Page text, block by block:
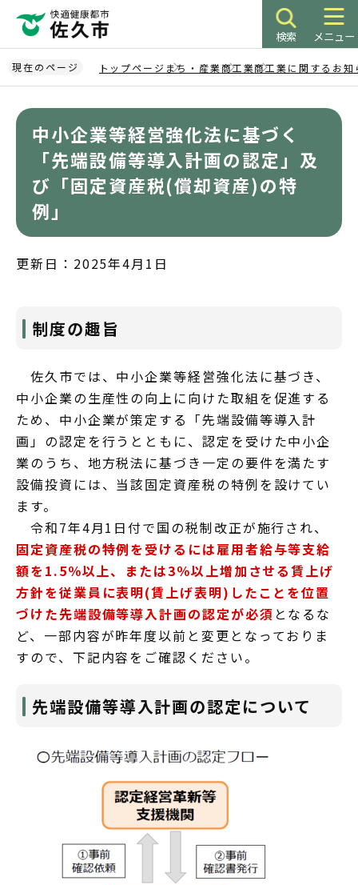
ペ
ー
ジ
検索 メニュー
現在のページ トップページ まち・産業商工業商工業に関するお知
中小企業等経営強化法に基づく
「先端設備等導入計画の認定」及
び「固定資産税(償却資産)の特
例」
更新日：2025年4月1日
制度の趣旨
佐久市では、中小企業等経営強化法に基づき、
中小企業の生産性の向上に向けた取組を促進する
ため、中小企業が策定する「先端設備等導入計
画」の認定を行うとともに、認定を受けた中小企
業のうち、地方税法に基づき一定の要件を満たす
設備投資には、当該固定資産税の特例を設けてい
ます。
令和7年4月1日付で国の税制改正が施行され、
固定資産税の特例を受けるには雇用者給与等支給
額を1.5％以上、または3％以上増加させる賃上げ
方針を従業員に表明(賃上げ表明)したことを位置
づけた先端設備等導入計画の認定が必須 となるな
ど、一部内容が昨年度以前と変更となっておりま
すので、下記内容をご確認ください。
先端設備等導入計画の認定について